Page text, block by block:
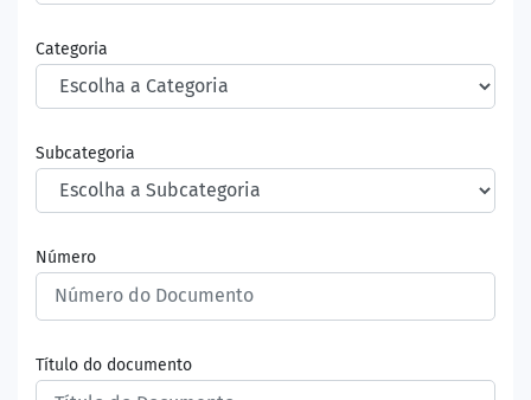
Categoria
Subcategoria
Número
Título do documento